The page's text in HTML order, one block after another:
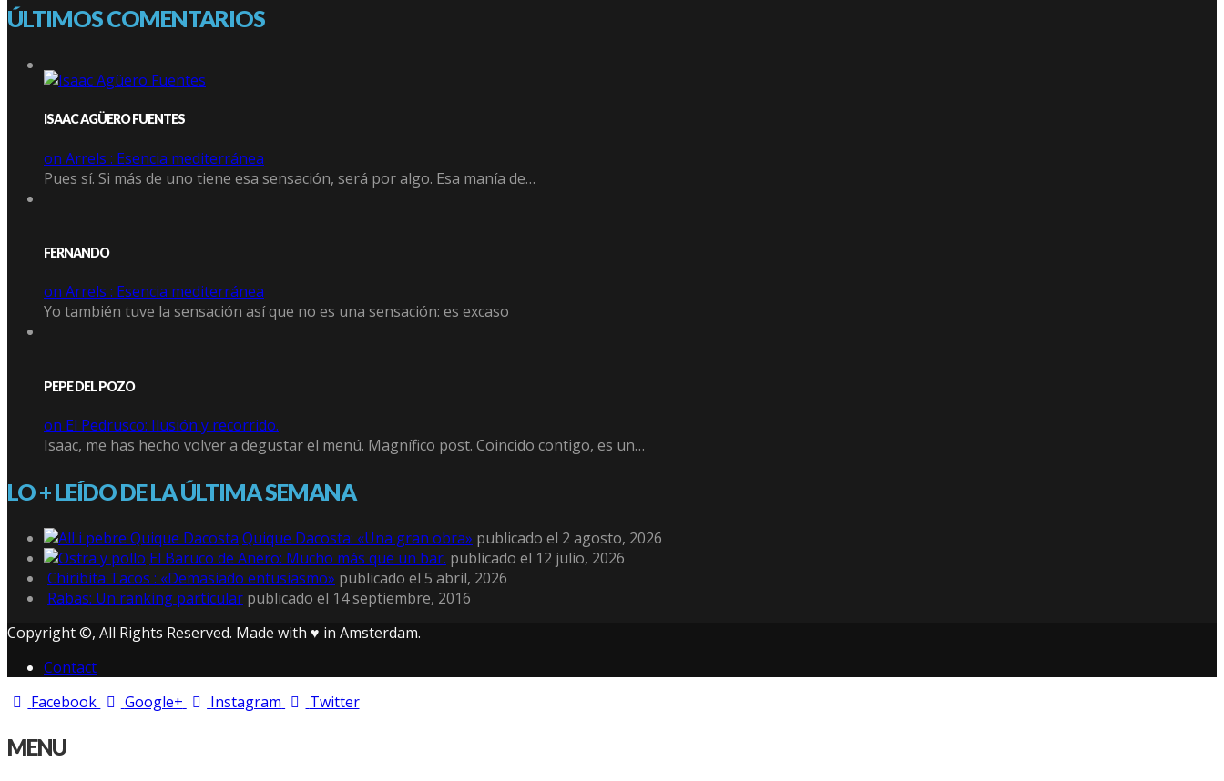
ÚLTIMOS COMENTARIOS
ISAAC AGÜERO FUENTES
on Arrels : Esencia mediterránea
Pues sí. Si más de uno tiene esa sensación, será por algo. Esa manía de…
FERNANDO
on Arrels : Esencia mediterránea
Yo también tuve la sensación así que no es una sensación: es excaso
PEPE DEL POZO
on El Pedrusco: Ilusión y recorrido.
Isaac, me has hecho volver a degustar el menú. Magnífico post. Coincido contigo, es un…
LO + LEÍDO DE LA ÚLTIMA SEMANA
Quique Dacosta: «Una gran obra» publicado el 2 agosto, 2026
El Baruco de Anero: Mucho más que un bar. publicado el 12 julio, 2026
Chiribita Tacos : «Demasiado entusiasmo» publicado el 5 abril, 2026
Rabas: Un ranking particular publicado el 14 septiembre, 2016
Copyright ©, All Rights Reserved. Made with ♥ in Amsterdam.
Contact
Facebook
Google+ Instagram Twitter
MENU